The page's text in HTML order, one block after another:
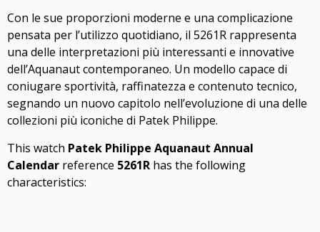
Con le sue proporzioni moderne e una complicazione
pensata per l’utilizzo quotidiano, il 5261R rappresenta
una delle interpretazioni più interessanti e innovative
dell’Aquanaut contemporaneo. Un modello capace di
coniugare sportività, raffinatezza e contenuto tecnico,
segnando un nuovo capitolo nell’evoluzione di una delle
collezioni più iconiche di Patek Philippe.
This watch Patek Philippe Aquanaut Annual
Calendar reference 5261R has the following
characteristics: